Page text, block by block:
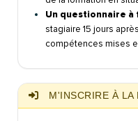
Un questionnaire à
stagiaire 15 jours
compétences mises
M'INSCRIRE À LA